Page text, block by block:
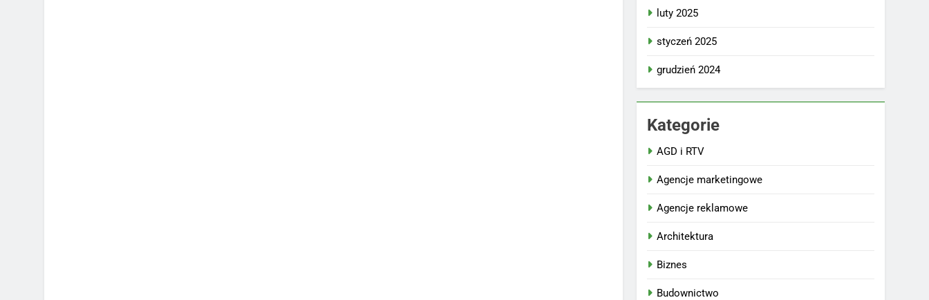
luty 2025
styczeń 2025
grudzień 2024
Kategorie
AGD i RTV
Agencje marketingowe
Agencje reklamowe
Architektura
Biznes
Budownictwo